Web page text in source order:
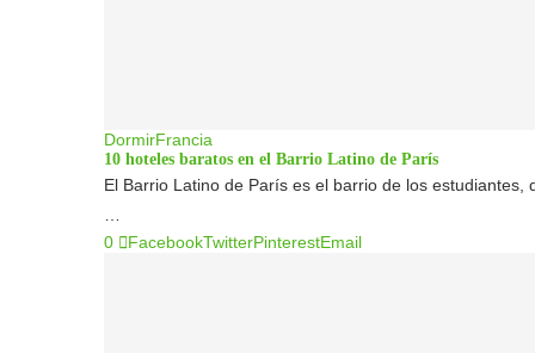
DormirFrancia
10 hoteles baratos en el Barrio Latino de París
El Barrio Latino de París es el barrio de los
0
FacebookTwitterPinterestEmail